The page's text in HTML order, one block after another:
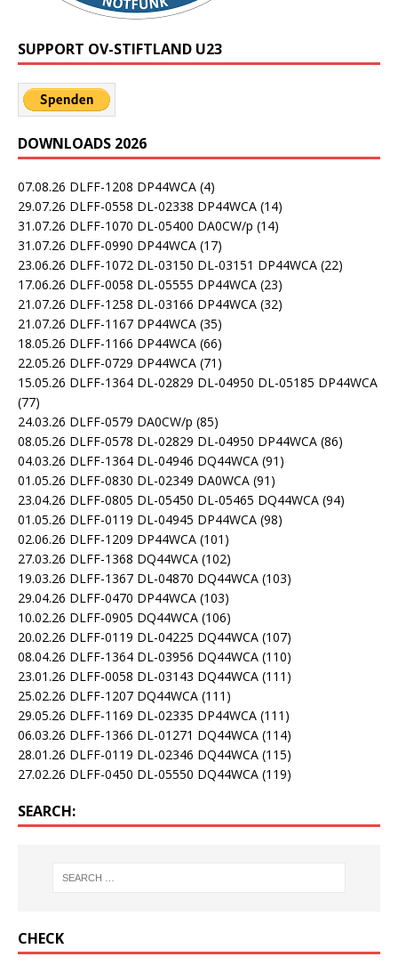
SUPPORT OV-STIFTLAND U23
DOWNLOADS 2026
07.08.26 DLFF-1208 DP44WCA (4)
29.07.26 DLFF-0558 DL-02338 DP44WCA (14)
31.07.26 DLFF-1070 DL-05400 DA0CW/p (14)
31.07.26 DLFF-0990 DP44WCA (17)
23.06.26 DLFF-1072 DL-03150 DL-03151 DP44WCA (22)
17.06.26 DLFF-0058 DL-05555 DP44WCA (23)
21.07.26 DLFF-1258 DL-03166 DP44WCA (32)
21.07.26 DLFF-1167 DP44WCA (35)
18.05.26 DLFF-1166 DP44WCA (66)
22.05.26 DLFF-0729 DP44WCA (71)
15.05.26 DLFF-1364 DL-02829 DL-04950 DL-05185 DP44WCA
(77)
24.03.26 DLFF-0579 DA0CW/p (85)
08.05.26 DLFF-0578 DL-02829 DL-04950 DP44WCA (86)
04.03.26 DLFF-1364 DL-04946 DQ44WCA (91)
01.05.26 DLFF-0830 DL-02349 DA0WCA (91)
23.04.26 DLFF-0805 DL-05450 DL-05465 DQ44WCA (94)
01.05.26 DLFF-0119 DL-04945 DP44WCA (98)
02.06.26 DLFF-1209 DP44WCA (101)
27.03.26 DLFF-1368 DQ44WCA (102)
19.03.26 DLFF-1367 DL-04870 DQ44WCA (103)
29.04.26 DLFF-0470 DP44WCA (103)
10.02.26 DLFF-0905 DQ44WCA (106)
20.02.26 DLFF-0119 DL-04225 DQ44WCA (107)
08.04.26 DLFF-1364 DL-03956 DQ44WCA (110)
23.01.26 DLFF-0058 DL-03143 DQ44WCA (111)
25.02.26 DLFF-1207 DQ44WCA (111)
29.05.26 DLFF-1169 DL-02335 DP44WCA (111)
06.03.26 DLFF-1366 DL-01271 DQ44WCA (114)
28.01.26 DLFF-0119 DL-02346 DQ44WCA (115)
27.02.26 DLFF-0450 DL-05550 DQ44WCA (119)
SEARCH:
CHECK